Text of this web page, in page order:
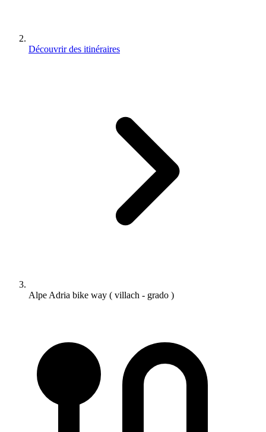
Découvrir des itinéraires
Alpe Adria bike way ( villach - grado )